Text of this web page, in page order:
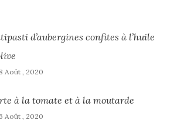
d’aubergines confites à l’huile
Août , 2020
à la tomate et à la moutarde
Août , 2020